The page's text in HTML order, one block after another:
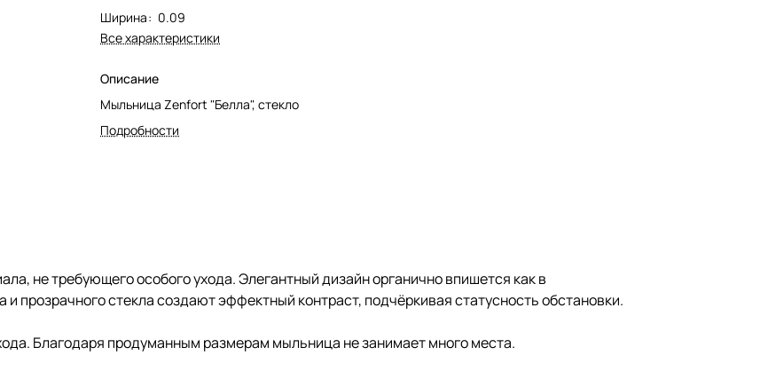
Ширина: 0.09
Все характеристики
Описание
Мыльница Zenfort "Белла", стекло
Подробности
не требующего особого ухода. Элегантный дизайн органично впишется как в
прозрачного стекла создают эффектный контраст, подчёркивая статусность обстановки.
Благодаря продуманным размерам мыльница не занимает много места.